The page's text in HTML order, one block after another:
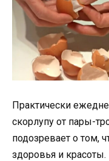
Практически
скорлупу от пары-
подозревает о том,
здоровья и красоты.